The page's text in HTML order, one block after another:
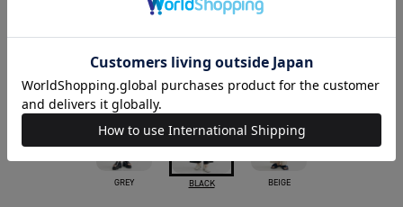
￥25,850
カラー
GREY BLACK BEIGE